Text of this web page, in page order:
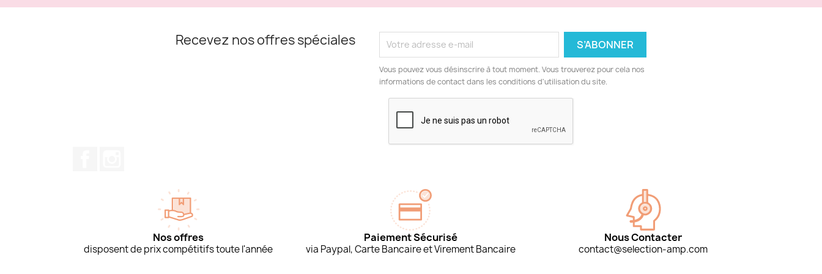
Recevez nos offres spéciales
Vous pouvez vous désinscrire à tout moment. Vous trouverez pour cela nos
informations de contact dans les conditions d'utilisation du site.
Nos offres
disposent de prix compétitifs toute l'année
Paiement Sécurisé
via Paypal, Carte Bancaire et Virement Bancaire
Nous Contacter
contact@selection-amp.com